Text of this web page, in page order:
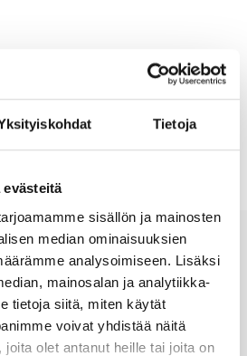
Tietoja
evästeitä
sisällön ja mainosten
median ominaisuuksien
analysoimiseen. Lisäksi
mainosalan ja analytiikka-
tietoja siitä, miten käytät
voivat yhdistää näitä
joita olet antanut heille tai joita on
ei ole vielä arvosteluja -